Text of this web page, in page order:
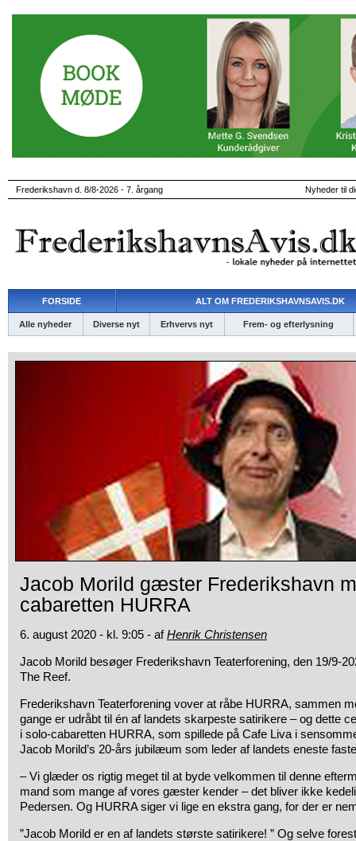
Frederikshavn d. 8/8-2026 - 7. årgang Nyheder til
FORSIDE ALT OM FREDERIKSHAVNSAVIS.DK
Alle nyheder Diverse nyt Erhvervs nyt Frem- og efterlysning
Jacob Morild gæster Frederikshavn
cabaretten HURRA
6. august 2020 - kl. 9:05 - afHenrik Christensen
Jacob Morild besøger Frederikshavn Teaterforening, den 19/9-
The Reef.
Frederikshavn Teaterforening vover at råbe HURRA, sammen
gange er udråbt til én af landets skarpeste satirikere – og dette
i solo-cabaretten HURRA, som spillede på Cafe Liva i
Jacob Morild’s 20-års jubilæum som leder af landets eneste
– Vi glæder os rigtig meget til at byde velkommen til denne
mand som mange af vores gæster kender – det bliver ikke
Pedersen. Og HURRA siger vi lige en ekstra gang, for der er
”Jacob Morild er en af landets største satirikere! ” Og selve